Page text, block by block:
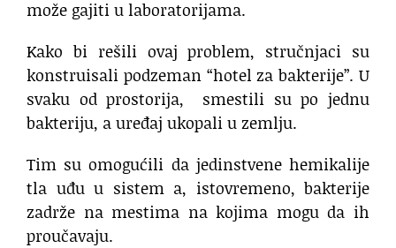
može gajiti u laboratorijama.
Kako bi rešili ovaj problem, stručnjaci su
konstruisali podzeman “hotel za bakterije”. U
svaku od prostorija, smestili su po jednu
bakteriju, a uređaj ukopali u zemlju.
Tim su omogućili da jedinstvene hemikalije
tla uđu u sistem a, istovremeno, bakterije
zadrže na mestima na kojima mogu da ih
proučavaju.